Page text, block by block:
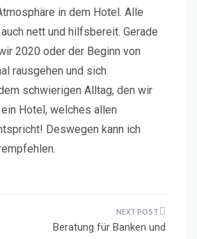
in dem Hotel. Alle
nett und hilfsbereit. Gerade
2020 oder der Beginn von
rausgehen und sich
schwierigen Alltag, den wir
Hotel, welches allen
Deswegen kann ich
Beratung für Banken und